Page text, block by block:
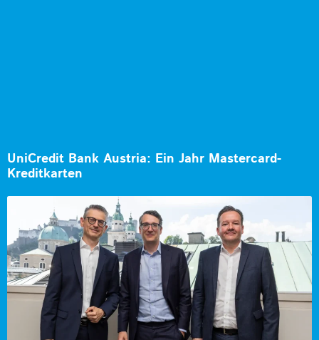
UniCredit Bank Austria: Ein Jahr Mastercard-
Kreditkarten